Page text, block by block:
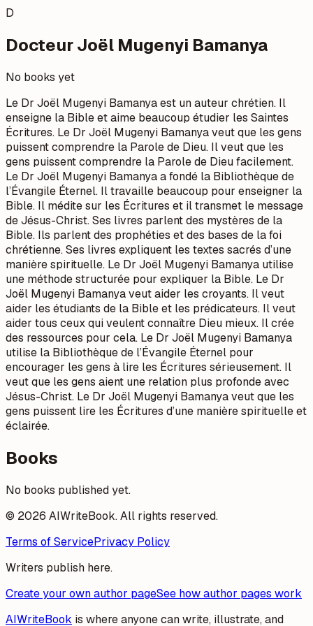
D
Docteur Joël Mugenyi Bamanya
No books yet
Le Dr Joël Mugenyi Bamanya est un auteur chrétien. Il
enseigne la Bible et aime beaucoup étudier les Saintes
Écritures. Le Dr Joël Mugenyi Bamanya veut que les gens
puissent comprendre la Parole de Dieu. Il veut que les
gens puissent comprendre la Parole de Dieu facilement.
Le Dr Joël Mugenyi Bamanya a fondé la Bibliothèque de
l’Évangile Éternel. Il travaille beaucoup pour enseigner la
Bible. Il médite sur les Écritures et il transmet le message
de Jésus-Christ. Ses livres parlent des mystères de la
Bible. Ils parlent des prophéties et des bases de la foi
chrétienne. Ses livres expliquent les textes sacrés d’une
manière spirituelle. Le Dr Joël Mugenyi Bamanya utilise
une méthode structurée pour expliquer la Bible. Le Dr
Joël Mugenyi Bamanya veut aider les croyants. Il veut
aider les étudiants de la Bible et les prédicateurs. Il veut
aider tous ceux qui veulent connaître Dieu mieux. Il crée
des ressources pour cela. Le Dr Joël Mugenyi Bamanya
utilise la Bibliothèque de l’Évangile Éternel pour
encourager les gens à lire les Écritures sérieusement. Il
veut que les gens aient une relation plus profonde avec
Jésus-Christ. Le Dr Joël Mugenyi Bamanya veut que les
gens puissent lire les Écritures d’une manière spirituelle et
éclairée.
Books
No books published yet.
© 2026 AIWriteBook. All rights reserved.
Terms of ServicePrivacy Policy
Writers publish here.
Create your own author pageSee how author pages work
AIWriteBook is where anyone can write, illustrate, and